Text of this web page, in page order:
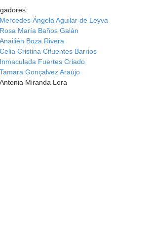
Mercedes Ángela Aguilar de Leyva
Rosa María Baños Galán
Anailién Boza Rivera
Celia Cristina Cifuentes Barrios
Inmaculada Fuertes Criado
Tamara Gonçalvez Araújo
Antonia Miranda Lora